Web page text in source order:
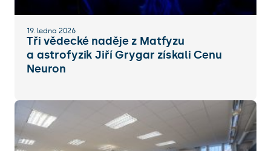
19. ledna 2026
Tři vědecké naděje z Matfyzu
a astrofyzik Jiří Grygar získali Cenu
Neuron